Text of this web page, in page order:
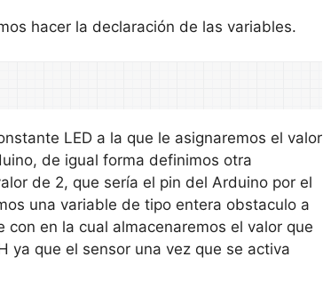
hacer la declaración de las variables.
LED a la que le asignaremos el valor
de igual forma definimos otra
de 2, que sería el pin del Arduino por el
una variable de tipo entera obstaculo a
en la cual almacenaremos el valor que
ya que el sensor una vez que se activa